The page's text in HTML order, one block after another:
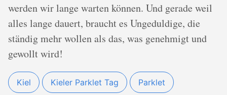
werden wir lange warten können. Und gerade weil
alles lange dauert, braucht es Ungeduldige, die
ständig mehr wollen als das, was genehmigt und
gewollt wird!
Kiel Kieler Parklet Tag Parklet